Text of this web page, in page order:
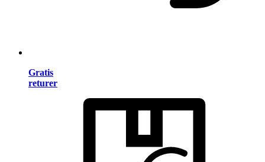
Gratis
returer